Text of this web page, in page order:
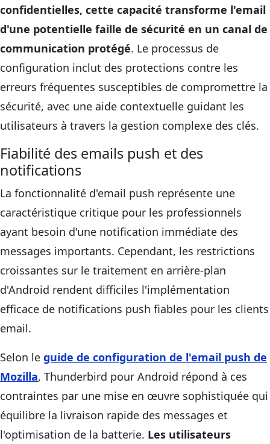
confidentielles, cette capacité transforme l'email
d'une potentielle faille de sécurité en un canal de
communication protégé. Le processus de
configuration inclut des protections contre les
erreurs fréquentes susceptibles de compromettre la
sécurité, avec une aide contextuelle guidant les
utilisateurs à travers la gestion complexe des clés.
Fiabilité des emails push et des
notifications
La fonctionnalité d'email push représente une
caractéristique critique pour les professionnels
ayant besoin d'une notification immédiate des
messages importants. Cependant, les restrictions
croissantes sur le traitement en arrière-plan
d'Android rendent difficiles l'implémentation
efficace de notifications push fiables pour les clients
email.
Selon le guide de configuration de l'email push de
Mozilla, Thunderbird pour Android répond à ces
contraintes par une mise en œuvre sophistiquée qui
équilibre la livraison rapide des messages et
l'optimisation de la batterie. Les utilisateurs